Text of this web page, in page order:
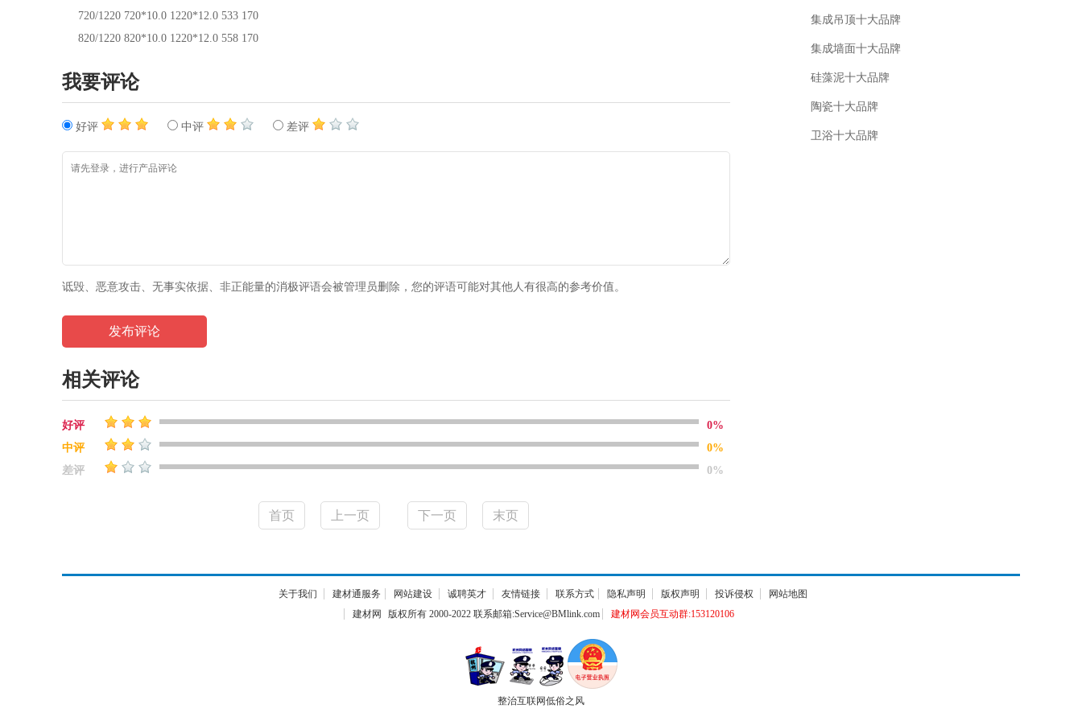
720/1220 720*10.0 1220*12.0 533 170
820/1220 820*10.0 1220*12.0 558 170
我要评论
好评 中评 差评
诋毁、恶意攻击、无事实依据、非正能量的消极评语会被管理员删除，您的评语可能对其他人有很高的参考价值。
发布评论
相关评论
好评
0%
中评
0%
差评
0%
首页 上一页 下一页 末页
集成吊顶十大品牌
集成墙面十大品牌
硅藻泥十大品牌
陶瓷十大品牌
卫浴十大品牌
关于我们 建材通服务 网站建设 诚聘英才 友情链接 联系方式 隐私声明 版权声明 投诉侵权
网站地图
建材网
版权所有 2000-2022 联系邮箱:Service@BMlink.com 建材网会员互动群:153120106
整治互联网低俗之风